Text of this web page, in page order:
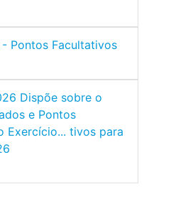
Pontos Facultativos
Dispõe sobre o
e Pontos
Exercício... tivos para